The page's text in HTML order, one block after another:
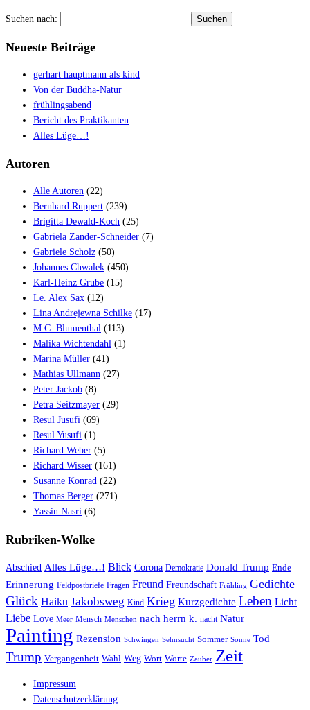
Suchen nach:
Neueste Beiträge
gerhart hauptmann als kind
Von der Buddha-Natur
frühlingsabend
Bericht des Praktikanten
Alles Lüge…!
Autoren
Alle Autoren (22)
Bernhard Ruppert (239)
Brigitta Dewald-Koch (25)
Gabriela Zander-Schneider (7)
Gabriele Scholz (50)
Johannes Chwalek (450)
Karl-Heinz Grube (15)
Le. Alex Sax (12)
Lina Andrejewna Schilke (17)
M.C. Blumenthal (113)
Malika Wichtendahl (1)
Marina Müller (41)
Mathias Ullmann (27)
Peter Jackob (8)
Petra Seitzmayer (29)
Resul Jusufi (69)
Resul Yusufi (1)
Richard Weber (5)
Richard Wisser (161)
Susanne Konrad (22)
Thomas Berger (271)
Yassin Nasri (6)
Rubriken-Wolke
Abschied Alles Lüge…! Blick Corona Demokratie Donald Trump Ende
Erinnerung Feldpostbriefe Fragen Freund Freundschaft Frühling Gedichte
Glück Haiku Jakobsweg Kind Krieg Kurzgedichte Leben Licht
Liebe Love Meer Mensch Menschen nach herrn k. nacht Natur
Painting Rezension Schwingen Sehnsucht Sommer Sonne Tod
Trump Vergangenheit Wahl Weg Wort Worte Zauber Zeit
Impressum
Datenschutzerklärung